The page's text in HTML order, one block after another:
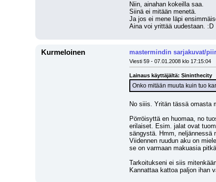
Niin, ainahan kokeilla saa.
Siinä ei mitään menetä.
Ja jos ei mene läpi
Aina voi yrittää uudestaan. :D
Kurmeloinen mastermindin sarjakuvat/
Viesti 59 - 07.01.2008 klo 17:15:04
Lainaus käyttäjältä: Sininthecity
Onko mitään muuta kuin tuo
No siiis. Yritän tässä omasta
Pörröisyttä en huomaa, no
erilaiset. Esim. jalat ovat
sängystä. Hmm, neljännessä
Viidennen ruudun aku on
se on varmaan makuasia
Tarkoitukseni ei siis
Kannattaa kattoa paljon ihan